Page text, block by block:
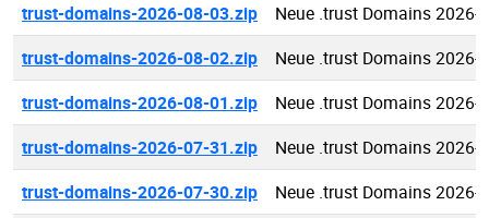
trust-domains-2026-08-03.zip
Neue .trust Domains 2026-
trust-domains-2026-08-02.zip
Neue .trust Domains 2026-
trust-domains-2026-08-01.zip
Neue .trust Domains 2026-
trust-domains-2026-07-31.zip
Neue .trust Domains 2026-
trust-domains-2026-07-30.zip
Neue .trust Domains 2026-